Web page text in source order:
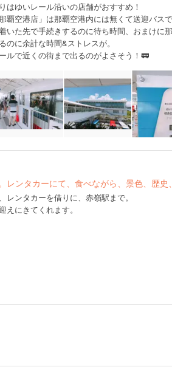
はゆいレール沿いの店舗がおすすめ！
覇空港店」は那覇空港内には無くて送迎バス
いた先で手続きするのに待ち時間、おまけに
のに余計な時間&ストレスが。
ルで近くの街まで出るのがよさそう！🚃
レンタカーにて、食べながら、景色、歴史
レンタカーを借りに、赤嶺駅まで。
えにきてくれます。